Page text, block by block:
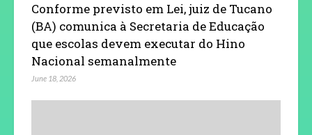
Conforme previsto em Lei, juiz de Tucano
(BA) comunica à Secretaria de Educação
que escolas devem executar do Hino
Nacional semanalmente
June 18, 2026